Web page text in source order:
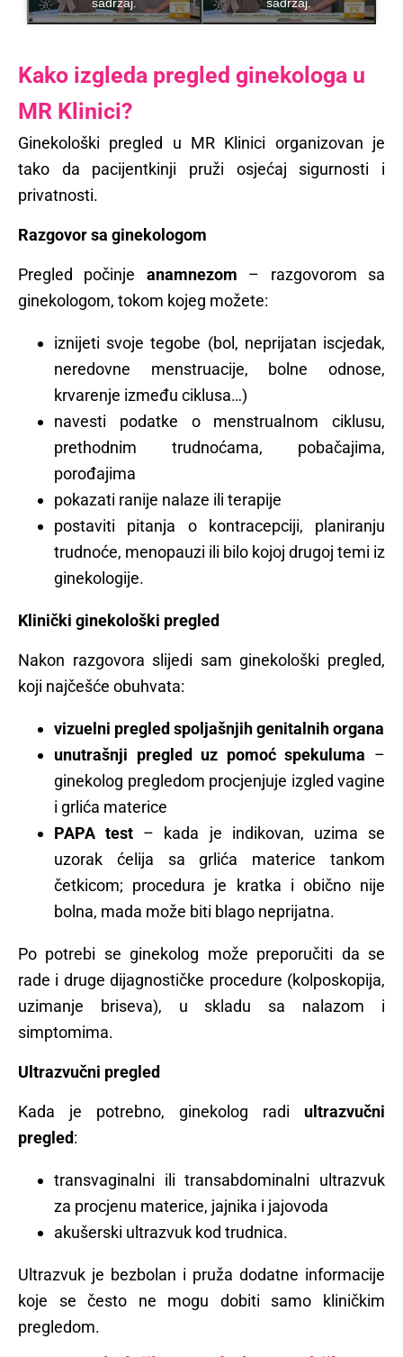
sadržaj.
sadržaj.
Kako izgleda pregled ginekologa u
MR Klinici?
Ginekološki pregled u MR Klinici organizovan je
tako da pacijentkinji pruži osjećaj sigurnosti i
privatnosti.
Razgovor sa ginekologom
Pregled počinje anamnezom – razgovorom sa
ginekologom, tokom kojeg možete:
iznijeti svoje tegobe (bol, neprijatan iscjedak,
neredovne menstruacije, bolne odnose,
krvarenje između ciklusa…)
navesti podatke o menstrualnom ciklusu,
prethodnim trudnoćama, pobačajima,
porođajima
pokazati ranije nalaze ili terapije
postaviti pitanja o kontracepciji, planiranju
trudnoće, menopauzi ili bilo kojoj drugoj temi iz
ginekologije.
Klinički ginekološki pregled
Nakon razgovora slijedi sam ginekološki pregled,
koji najčešće obuhvata:
vizuelni pregled spoljašnjih genitalnih organa
unutrašnji pregled uz pomoć spekuluma –
ginekolog pregledom procjenjuje izgled vagine
i grlića materice
PAPA test – kada je indikovan, uzima se
uzorak ćelija sa grlića materice tankom
četkicom; procedura je kratka i obično nije
bolna, mada može biti blago neprijatna.
Po potrebi se ginekolog može preporučiti da se
rade i druge dijagnostičke procedure (kolposkopija,
uzimanje briseva), u skladu sa nalazom i
simptomima.
Ultrazvučni pregled
Kada je potrebno, ginekolog radi ultrazvučni
pregled:
transvaginalni ili transabdominalni ultrazvuk
za procjenu materice, jajnika i jajovoda
akušerski ultrazvuk kod trudnica.
Ultrazvuk je bezbolan i pruža dodatne informacije
koje se često ne mogu dobiti samo kliničkim
pregledom.